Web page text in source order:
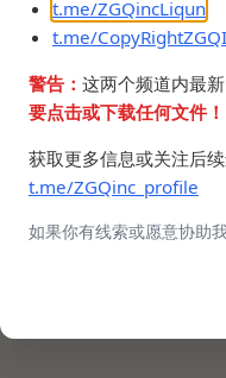
©2024 ZGQ Inc.All rights
t.me/ZGQincLiqun
t.me/
警告： 这两个频道内最
要点击或下载任何文件！
获取更多信息或关注后
t.me/ZGQinc_profile
如果你有线索或愿意协助